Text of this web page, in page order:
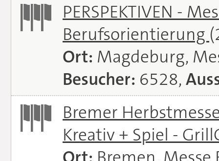
PERSPEKTIVEN -
Berufsorientierung
Ort: Magdeburg,
Besucher: 6528,
Bremer
Kreativ + Spiel -